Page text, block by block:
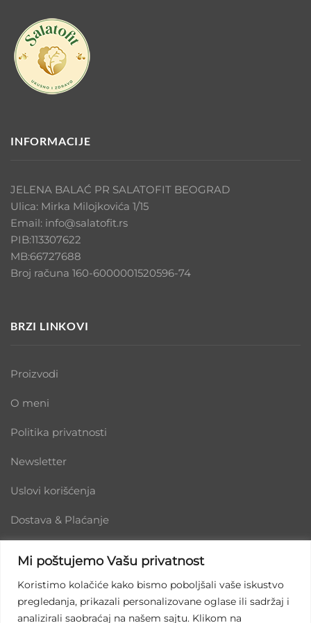
Mi poštujemo Vašu privatnost
Koristimo kolačiće kako bismo poboljšali vaše iskustvo
pregledanja, prikazali personalizovane oglase ili sadržaj i
analizirali saobraćaj na našem sajtu. Klikom na
INFORMACIJE
JELENA BALAĆ PR SALATOFIT BEOGRAD
Ulica: Mirka Milojkovića 1/15
Email: info@salatofit.rs
PIB:113307622
MB:66727688
Broj računa 160-6000001520596-74
BRZI LINKOVI
Proizvodi
O meni
Politika privatnosti
Newsletter
Uslovi korišćenja
Dostava & Plaćanje